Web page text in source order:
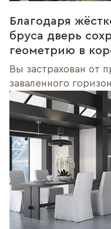
Благодаря
бруса дверь
геометрию в
Вы застрахован от
заваленного